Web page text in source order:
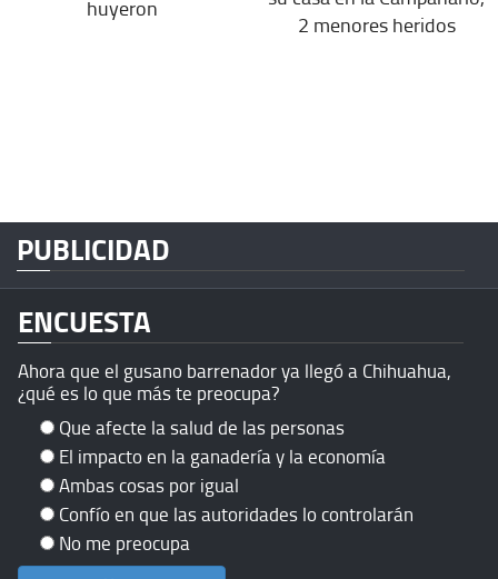
huyeron
2 menores heridos
PUBLICIDAD
ENCUESTA
Ahora que el gusano barrenador ya llegó a Chihuahua,
¿qué es lo que más te preocupa?
Que afecte la salud de las personas
El impacto en la ganadería y la economía
Ambas cosas por igual
Confío en que las autoridades lo controlarán
No me preocupa